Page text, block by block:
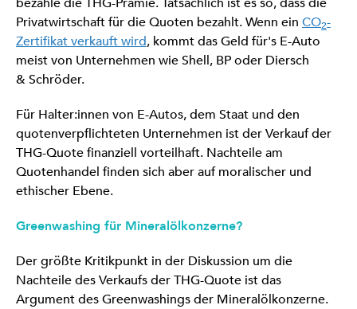
Privatwirtschaft für die Quoten bezahlt. Wenn ein CO2-
Zertifikat verkauft wird, kommt das Geld für's E-Auto
meist von Unternehmen wie Shell, BP oder Diersch
& Schröder.
Für Halter:innen von E-Autos, dem Staat und den
quotenverpflichteten Unternehmen ist der Verkauf der
THG-Quote finanziell vorteilhaft. Nachteile am
Quotenhandel finden sich aber auf moralischer und
ethischer Ebene.
Greenwashing für Mineralölkonzerne?
Der größte Kritikpunkt in der Diskussion um die
Nachteile des Verkaufs der THG-Quote ist das
Argument des Greenwashings der Mineralölkonzerne.